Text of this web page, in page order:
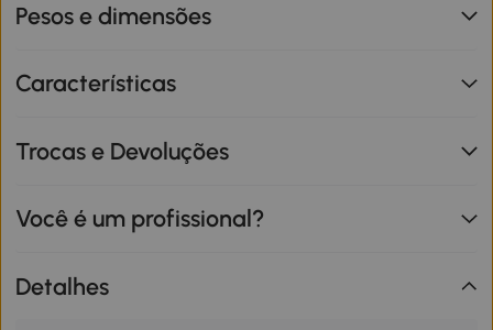
Pesos e dimensões
Características
Trocas e Devoluções
Você é um profissional?
Detalhes